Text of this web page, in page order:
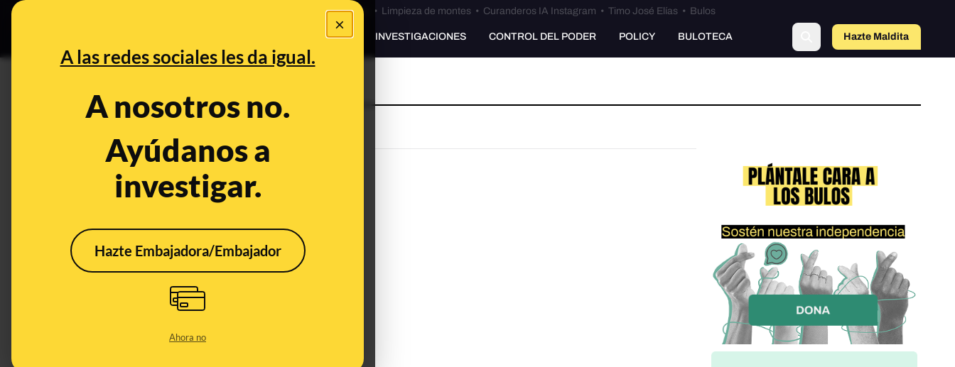
×
A las redes sociales les da igual.
A nosotros no.
Ayúdanos a
investigar.
Hazte Embajadora/Embajador
Ahora no
Bulos Ceuta • Limpieza de montes• Curanderos IA Instagram • Timo José Elías• Bulos
PREBUNKING INVESTIGACIONES CONTROL DEL PODER POLICY BULOTECA Hazte Maldita
requisitos
¿Qué sabemos sobre
los nuevos requisitos
americana para las